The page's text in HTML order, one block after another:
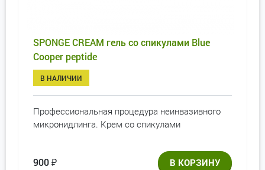
SPONGE CREAM гель со спикулами Blue
Cooper peptide
В НАЛИЧИИ
Профессиональная процедура неинвазивного
микронидлинга. Крем со спикулами
900 ₽